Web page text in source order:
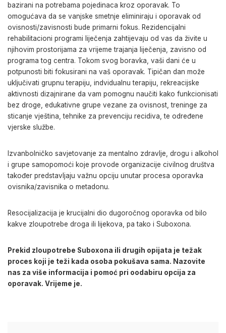
bazirani na potrebama pojedinaca kroz oporavak. To
omogućava da se vanjske smetnje eliminiraju i oporavak od
ovisnosti/zavisnosti bude primarni fokus. Rezidencijalni
rehabilitacioni programi liječenja zahtijevaju od vas da živite u
njihovim prostorijama za vrijeme trajanja liječenja, zavisno od
programa tog centra. Tokom svog boravka, vaši dani će u
potpunosti biti fokusirani na vaš oporavak. Tipičan dan može
uključivati ​​grupnu terapiju, indvidualnu terapiju, rekreacijske
aktivnosti dizajnirane da vam pomognu naučiti kako funkcionisati
bez droge, edukativne grupe vezane za ovisnost, treninge za
sticanje vještina, tehnike za prevenciju recidiva, te određene
vjerske službe.
Izvanbolničko savjetovanje za mentalno zdravlje, drogu i alkohol
i grupe samopomoći koje provode organizacije civilnog društva
također predstavljaju važnu opciju unutar procesa oporavka
ovisnika/zavisnika o metadonu.
Resocijalizacija je krucijalni dio dugoročnog oporavka od bilo
kakve zloupotrebe droga ili lijekova, pa tako i Suboxona.
Prekid zloupotrebe Suboxona ili drugih opijata je težak
proces koji je teži kada osoba pokušava sama. Nazovite
nas za više informacija i pomoć pri oodabiru opcija za
oporavak. Vrijeme je.